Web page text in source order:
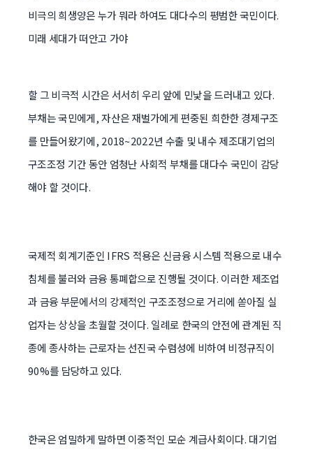
비극의 희생양은 누가 뭐라 하여도 대다수의 평범한 국민이다.
미래 세대가 떠안고 가야
할 그 비극적 시간은 서서히 우리 앞에 민낯을 드러내고 있다.
부채는 국민에게, 자산은 재벌가에게 편중된 희한한 경제구조
를 만들어왔기에, 2018~2022년 수출 및 내수 제조대기업의
구조조정 기간 동안 엄청난 사회적 부채를 대다수 국민이 감당
해야 할 것이다.
국제적 회계기준인 IFRS 적용은 신금융 시스템 적용으로 내수
침체를 불러와 금융 통폐합으로 진행될 것이다. 이러한 제조업
과 금융 부문에서의 강제적인 구조조정으로 거리에 쏟아질 실
업자는 상상을 초월할 것이다. 일례로 한국의 안전에 관계된 직
종에 종사하는 근로자는 선진국 수렴성에 비하여 비정규직이
90%를 담당하고 있다.
한국은 엄밀하게 말하면 이중적인 모순 계급사회이다. 대기업